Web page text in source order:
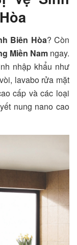
Biên Hòa? Còn
Miền Nam ngay.
nhập khẩu như
lavabo rửa mặt
cấp và các loại
nung nano cao